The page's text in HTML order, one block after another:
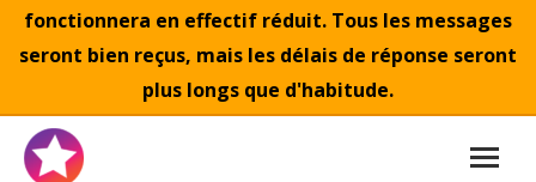
fonctionnera en effectif réduit. Tous les messages
seront bien reçus, mais les délais de réponse seront
plus longs que d'habitude.